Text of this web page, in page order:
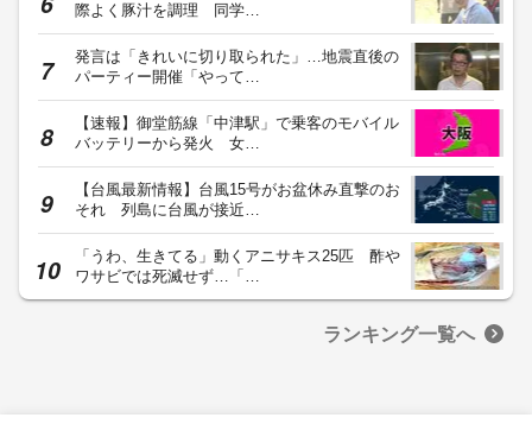
際よく豚汁を調理 同学…
発言は「きれいに切り取られた」…地震直後の
パーティー開催「やって…
【速報】御堂筋線「中津駅」で乗客のモバイル
バッテリーから発火 女…
【台風最新情報】台風15号がお盆休み直撃のお
それ 列島に台風が接近…
「うわ、生きてる」動くアニサキス25匹 酢や
ワサビでは死滅せず…「…
ランキング一覧へ